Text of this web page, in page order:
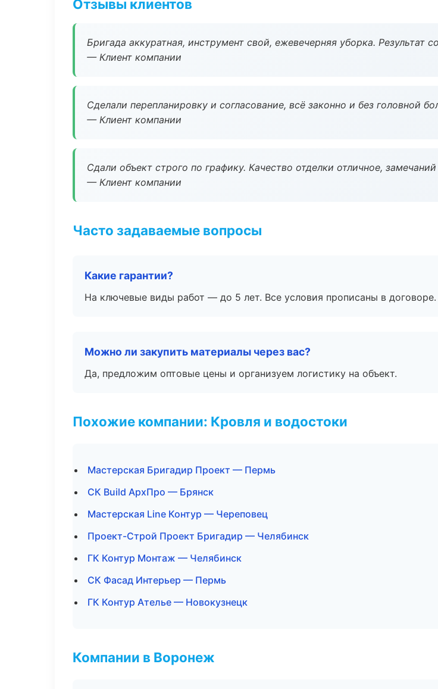
Отзывы клиентов
Бригада аккуратная, инструмент свой, ежевечерняя уборка. Результат
— Клиент компании
Сделали перепланировку и согласование, всё законно и без головной
— Клиент компании
Сдали объект строго по графику. Качество отделки отличное,
— Клиент компании
Часто задаваемые вопросы
Какие гарантии?
На ключевые виды работ — до 5 лет. Все условия прописаны в договоре.
Можно ли закупить материалы через вас?
Да, предложим оптовые цены и организуем логистику на объект.
Похожие компании: Кровля и водостоки
Мастерская Бригадир Проект — Пермь
СК Build АрхПро — Брянск
Мастерская Line Контур — Череповец
Проект-Строй Проект Бригадир — Челябинск
ГК Контур Монтаж — Челябинск
СК Фасад Интерьер — Пермь
ГК Контур Ателье — Новокузнецк
Компании в Воронеж